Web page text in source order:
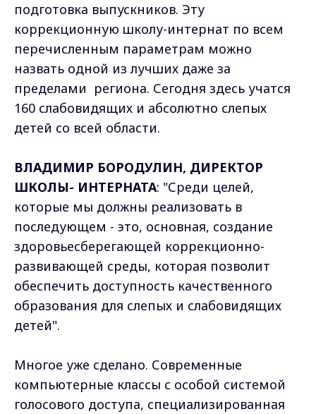
подготовка выпускников. Эту
коррекционную школу-интернат по всем
перечисленным параметрам можно
назвать одной из лучших даже за
пределами региона. Сегодня здесь учатся
160 слабовидящих и абсолютно слепых
детей со всей области.
ВЛАДИМИР БОРОДУЛИН, ДИРЕКТОР
ШКОЛЫ- ИНТЕРНАТА: "Среди целей,
которые мы должны реализовать в
последующем - это, основная, создание
здоровьесберегающей коррекционно-
развивающей среды, которая позволит
обеспечить доступность качественного
образования для слепых и слабовидящих
детей".
Многое уже сделано. Современные
компьютерные классы с особой системой
голосового доступа, специализированная